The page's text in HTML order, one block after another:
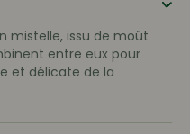
mistelle, issu de moût
entre eux pour
et délicate de la